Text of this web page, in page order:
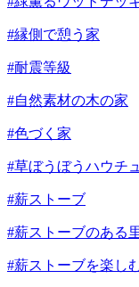
#縁側で憩う家
#耐震等級
#自然素材の木の家
#色づく家
#草ぼうぼうハウチュ
#薪ストーブ
#薪ストーブのある
#薪ストーブを楽し